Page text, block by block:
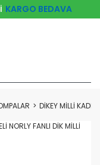
KARGO BEDAVA
DİKEY MİLLİ